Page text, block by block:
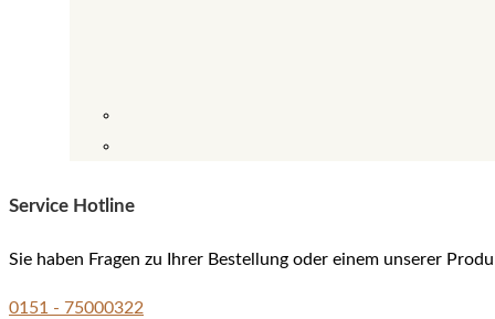
Service Hotline
Sie haben Fragen zu Ihrer Bestellung oder einem unserer
0151 - 75000322